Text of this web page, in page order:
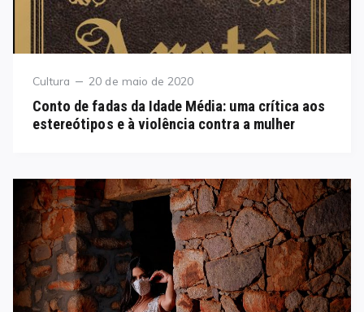
Category
Cultura
Posted
20 de maio de 2020
Conto de fadas da Idade Média: uma crítica aos
estereótipos e à violência contra a mulher